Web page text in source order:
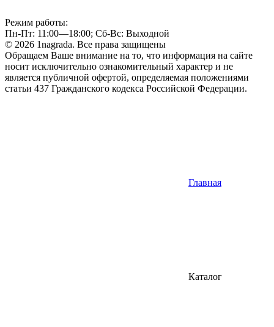
Режим работы:
Пн-Пт: 11:00—18:00; Сб-Вс: Выходной
© 2026 1nagrada. Все права защищены
Обращаем Ваше внимание на то, что информация на сайте
носит исключительно ознакомительный характер и не
является публичной офертой, определяемая положениями
статьи 437 Гражданского кодекса Российской Федерации.
Главная
Каталог